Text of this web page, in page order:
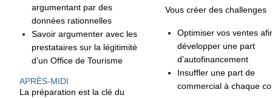
argumentant par des
données rationnelles
Savoir argumenter avec les
prestataires sur la légitimité
d’un Office de Tourisme
APRÈS-MIDI
La préparation est la clé du
Vous créer des challenges
Optimiser vos ventes
développer une part
d’autofinancement
Insuffler une part de
commercial à chaque